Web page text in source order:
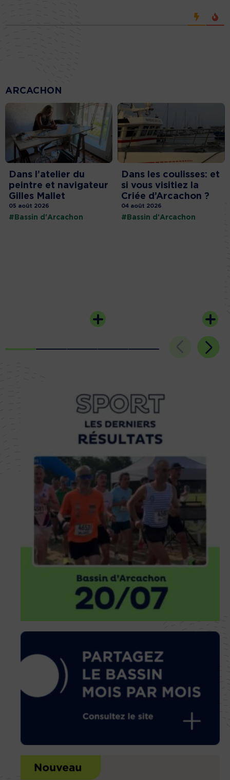
ARCACHON
Dans l’atelier du
peintre et navigateur
Gilles Mallet
05 août 2026
#Bassin d'Arcachon
Dans les coulisses: et
si vous visitiez la
Criée d’Arcachon ?
04 août 2026
#Bassin d'Arcachon